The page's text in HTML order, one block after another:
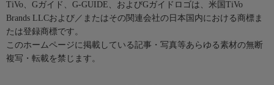
TiVo、Gガイド、G-GUIDE、およびGガイドロゴは、米国TiVo
Brands LLCおよび／またはその関連会社の日本国内における商標ま
たは登録商標です。
このホームページに掲載している記事・写真等あらゆる素材の無断
複写・転載を禁じます。